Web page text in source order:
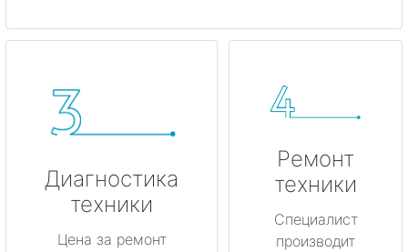
Диагностика
техники
Цена за ремонт
Ремонт
техники
Специалист
производит